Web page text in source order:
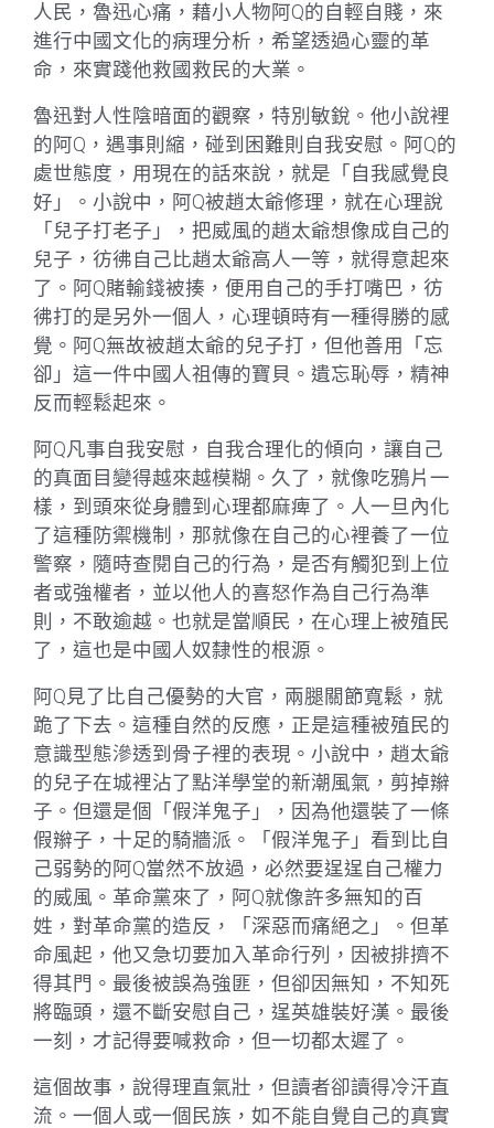
人民，魯迅心痛，藉小人物阿Q的自輕自賤，來
進行中國文化的病理分析，希望透過心靈的革
命，來實踐他救國救民的大業。
魯迅對人性陰暗面的觀察，特別敏銳。他小說裡
的阿Q，遇事則縮，碰到困難則自我安慰。阿Q的
處世態度，用現在的話來說，就是「自我感覺良
好」。小說中，阿Q被趙太爺修理，就在心理說
「兒子打老子」，把威風的趙太爺想像成自己的
兒子，彷彿自己比趙太爺高人一等，就得意起來
了。阿Q賭輸錢被揍，便用自己的手打嘴巴，彷
彿打的是另外一個人，心理頓時有一種得勝的感
覺。阿Q無故被趙太爺的兒子打，但他善用「忘
卻」這一件中國人祖傳的寶貝。遺忘恥辱，精神
反而輕鬆起來。
阿Q凡事自我安慰，自我合理化的傾向，讓自己
的真面目變得越來越模糊。久了，就像吃鴉片一
樣，到頭來從身體到心理都麻痺了。人一旦內化
了這種防禦機制，那就像在自己的心裡養了一位
警察，隨時查閱自己的行為，是否有觸犯到上位
者或強權者，並以他人的喜怒作為自己行為準
則，不敢逾越。也就是當順民，在心理上被殖民
了，這也是中國人奴隸性的根源。
阿Q見了比自己優勢的大官，兩腿關節寬鬆，就
跪了下去。這種自然的反應，正是這種被殖民的
意識型態滲透到骨子裡的表現。小說中，趙太爺
的兒子在城裡沾了點洋學堂的新潮風氣，剪掉辮
子。但還是個「假洋鬼子」，因為他還裝了一條
假辮子，十足的騎牆派。「假洋鬼子」看到比自
己弱勢的阿Q當然不放過，必然要逞逞自己權力
的威風。革命黨來了，阿Q就像許多無知的百
姓，對革命黨的造反，「深惡而痛絕之」。但革
命風起，他又急切要加入革命行列，因被排擠不
得其門。最後被誤為強匪，但卻因無知，不知死
將臨頭，還不斷安慰自己，逞英雄裝好漢。最後
一刻，才記得要喊救命，但一切都太遲了。
這個故事，說得理直氣壯，但讀者卻讀得冷汗直
流。一個人或一個民族，如不能自覺自己的真實